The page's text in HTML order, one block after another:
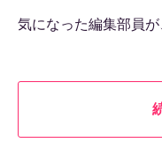
気になった編集部員が